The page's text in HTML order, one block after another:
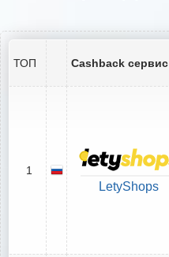
ТОП Cashback сервис
1
LetyShops